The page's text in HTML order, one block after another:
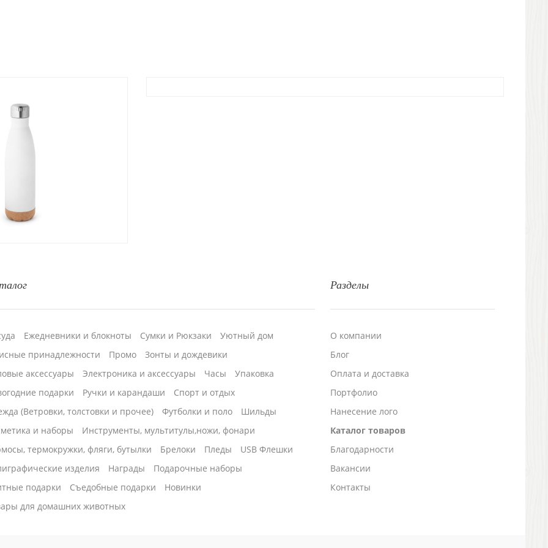
Разделы
О компании
Блог
Оплата и доставка
Портфолио
Нанесение лого
Каталог товаров
Благодарности
Вакансии
Контакты
Ежедневники и блокноты Сумки и Рюкзаки
Уютный дом
принадлежности
Промо
Зонты и дождевики
аксессуары
Электроника и аксессуары Часы
Упаковка
подарки
Ручки и карандаши
Спорт и отдых
(Ветровки, толстовки и прочее)
Футболки и поло
Шильды
и наборы
Инструменты, мультитулы,ножи, фонари
термокружки, фляги, бутылки
Брелоки Пледы
USB Флешки
изделия
Награды
Подарочные наборы
подарки
Cъедобные подарки
Новинки
для домашних животных